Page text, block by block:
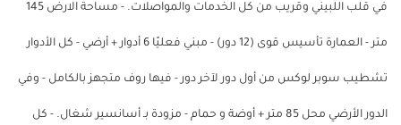
في قلب اللبيني وقريب من كل الخدمات والمواصلات. - مساحة الارض 145
متر - العمارة تأسيس قوى (12 دور) - مبني فعليًا 6 أدوار + أرضي - كل الأدوار
تشطيب سوبر لوكس من أول دور لآخر دور - فيها روف متجهز بالكامل - وفي
الدور الأرضي محل 85 متر + أوضة و حمام - مزودة بـ أسانسير شغال. - كل